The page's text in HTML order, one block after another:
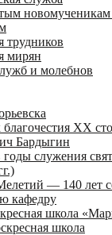
трудников
мирян
и молебнов
ХХ
Бардыгин
годы служения
— 140 лет
кафедру
школа
школа